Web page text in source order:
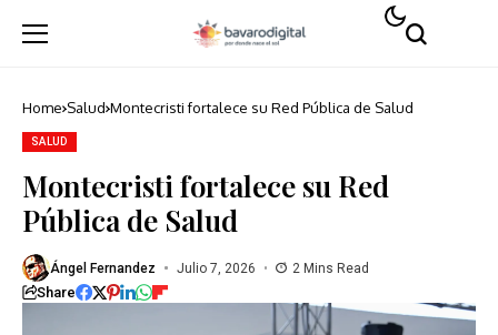
Home Salud Montecristi fortalece su Red Pública de Salud
SALUD
Montecristi fortalece su Red
Pública de Salud
Ángel Fernandez Julio 7, 2026 2 Mins Read
Share